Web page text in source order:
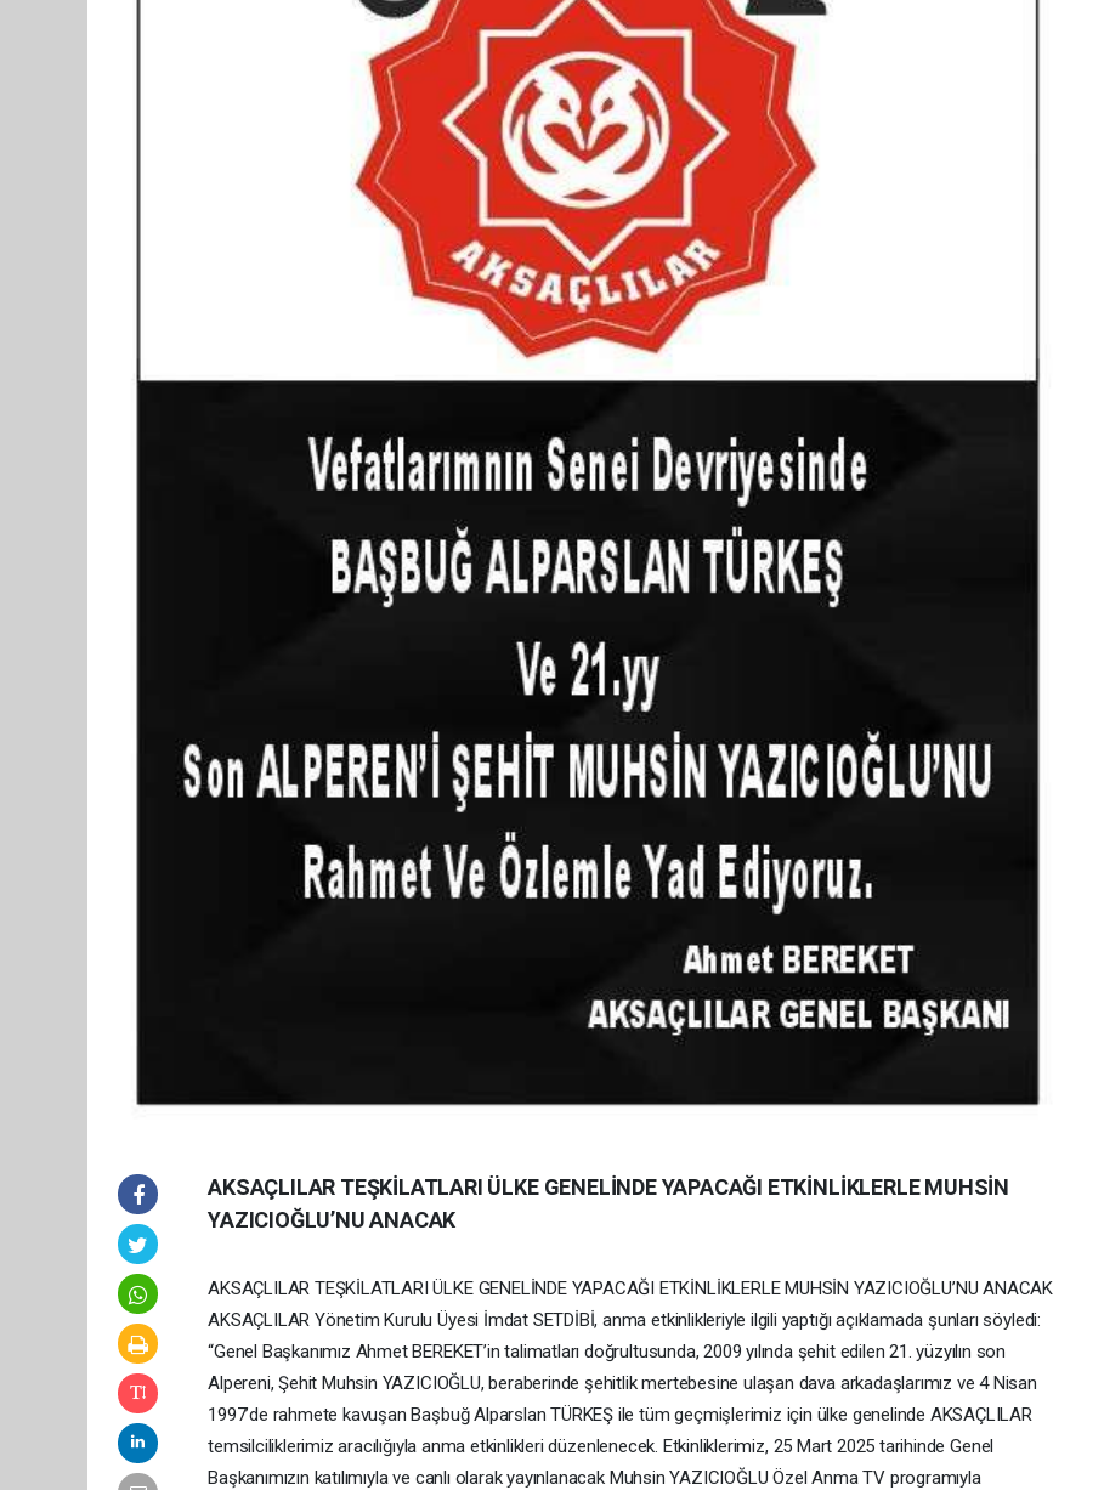
AKSAÇLILAR TEŞKİLATLARI ÜLKE GENELİNDE YAPACAĞI ETKİNLİKLERLE MUHSİN
YAZICIOĞLU’NU ANACAK
AKSAÇLILAR TEŞKİLATLARI ÜLKE GENELİNDE YAPACAĞI ETKİNLİKLERLE MUHSİN YAZICIOĞLU’NU ANACAK
AKSAÇLILAR Yönetim Kurulu Üyesi İmdat SETDİBİ, anma etkinlikleriyle ilgili yaptığı açıklamada şunları söyledi:
“Genel Başkanımız Ahmet BEREKET’in talimatları doğrultusunda, 2009 yılında şehit edilen 21. yüzyılın son
Alpereni, Şehit Muhsin YAZICIOĞLU, beraberinde şehitlik mertebesine ulaşan dava arkadaşlarımız ve 4 Nisan
1997’de rahmete kavuşan Başbuğ Alparslan TÜRKEŞ ile tüm geçmişlerimiz için ülke genelinde AKSAÇLILAR
temsilciliklerimiz aracılığıyla anma etkinlikleri düzenlenecek. Etkinliklerimiz, 25 Mart 2025 tarihinde Genel
Başkanımızın katılımıyla ve canlı olarak yayınlanacak Muhsin YAZICIOĞLU Özel Anma TV programıyla